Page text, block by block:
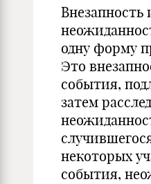
Внезапность
одну форму
Это
события,
затем
некоторых
события,